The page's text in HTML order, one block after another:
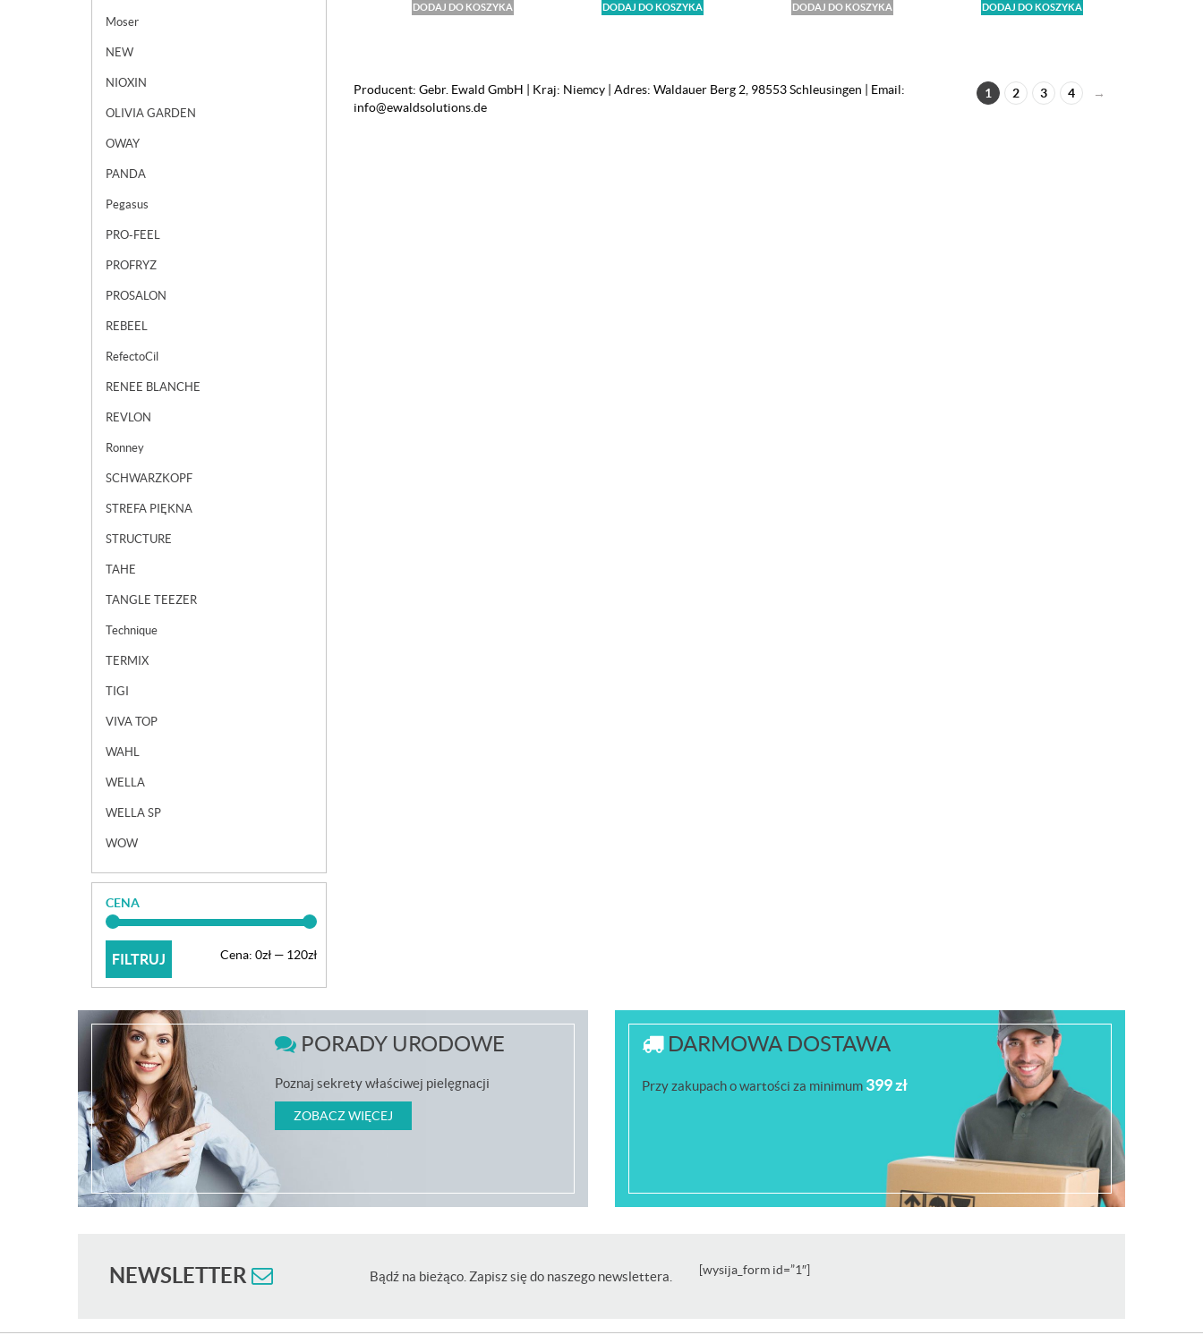
DODAJ DO KOSZYKA DODAJ DO KOSZYKA DODAJ DO KOSZYKA DODAJ DO KOSZYKA
1 2 3 4 →
Producent: Gebr. Ewald GmbH | Kraj: Niemcy | Adres: Waldauer Berg 2, 98553 Schleusingen | Email:
info@ewaldsolutions.de
Moser
NEW
NIOXIN
OLIVIA GARDEN
OWAY
PANDA
Pegasus
PRO-FEEL
PROFRYZ
PROSALON
REBEEL
RefectoCil
RENEE BLANCHE
REVLON
Ronney
SCHWARZKOPF
STREFA PIĘKNA
STRUCTURE
TAHE
TANGLE TEEZER
Technique
TERMIX
TIGI
VIVA TOP
WAHL
WELLA
WELLA SP
WOW
CENA
Cena
Cena
FILTRUJ Cena: 0zł— 120zł
PORADY URODOWE
Poznaj sekrety właściwej pielęgnacji
ZOBACZ WIĘCEJ
DARMOWA DOSTAWA
Przy zakupach o wartości za minimum 399 zł
NEWSLETTER Bądź na bieżąco. Zapisz się do naszego newslettera. [wysija_form id=”1″]